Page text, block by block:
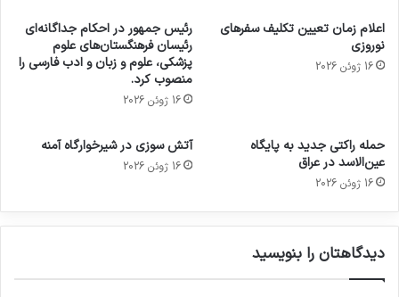
اعلام زمان تعیین تکلیف سفرهای
نوروزی
16 ژوئن 2026
رئیس جمهور در احکام جداگانه‌ای
رئیسان فرهنگستان‌های علوم
پزشکی، علوم و زبان و ادب فارسی را
منصوب کرد.
16 ژوئن 2026
حمله راکتی جدید به پایگاه
عین‌الاسد در عراق
16 ژوئن 2026
آتش سوزی در شیرخوارگاه آمنه
16 ژوئن 2026
دیدگاهتان را بنویسید